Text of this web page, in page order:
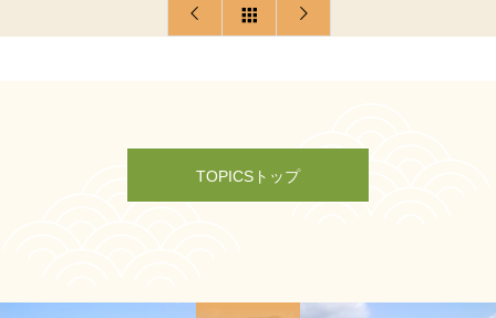
TOPICSトップ